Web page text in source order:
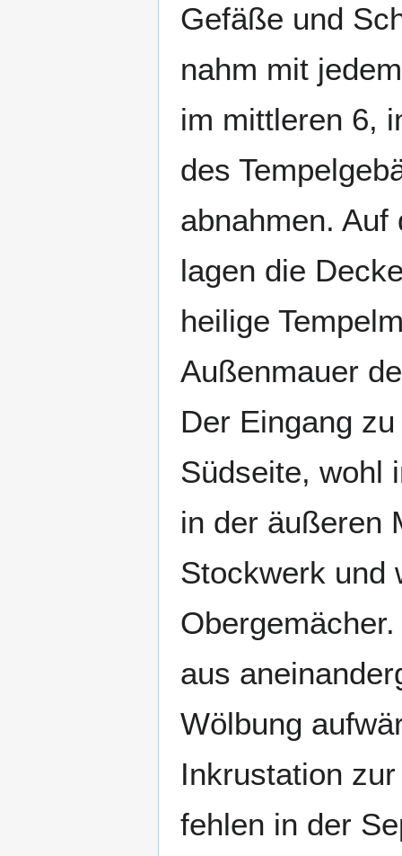
Gefäße und
nahm mit
im mittleren 6,
des
abnahmen.
lagen die
heilige
Außenmauer
Der Eingang
Südseite, wohl
in der äußeren
Stockwerk und
aus
Wölbung
Inkrustation
fehlen in der